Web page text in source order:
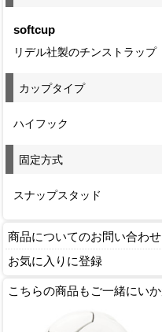
softcup
リデル社製のチンストラップ
カップタイプ
ハイフック
固定方式
スナップスタッド
商品についてのお問い合わせ
お気に入りに登録
こちらの商品もご一緒にい